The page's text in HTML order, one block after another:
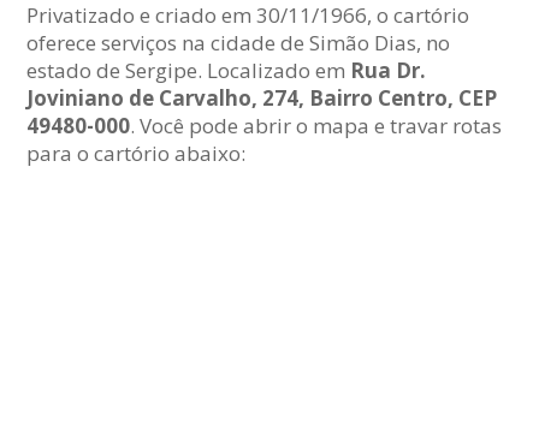
Privatizado e criado em 30/11/1966, o cartório
oferece serviços na cidade de Simão Dias, no
estado de Sergipe. Localizado em Rua Dr.
Joviniano de Carvalho, 274, Bairro Centro, CEP
49480-000. Você pode abrir o mapa e travar rotas
para o cartório abaixo: